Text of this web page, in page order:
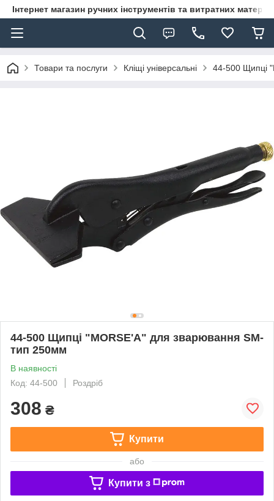
Інтернет магазин ручних інструментів та витратних
Товари та послуги Кліщі універсальні 44-500 Щипці
44-500 Щипці "MORSE'A" для зварювання SM-
тип 250мм
В наявності
Код: 44-500
Роздріб
308 ₴
Купити
або
Купити з